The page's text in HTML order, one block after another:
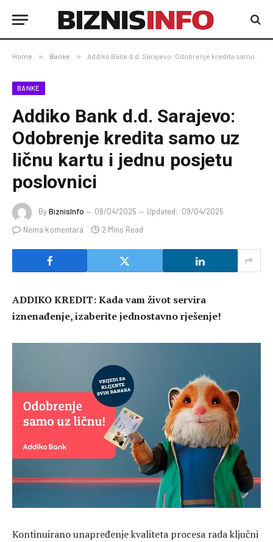
Home » Banke » Addiko Bank d.d. Sarajevo: Odobrenje kredita samo uz ličnu kartu i jednu posjetu poslovnici
BANKE
Addiko Bank d.d. Sarajevo:
Odobrenje kredita samo uz
ličnu kartu i jednu posjetu
poslovnici
ByBiznisInfo 08/04/2025 Updated: 09/04/2025
Nema komentara
2 Mins Read
ADDIKO KREDIT:Kada vam život servira
iznenađenje, izaberite jednostavno rješenje!
Kontinuirano unapređenje kvaliteta procesa rada ključni